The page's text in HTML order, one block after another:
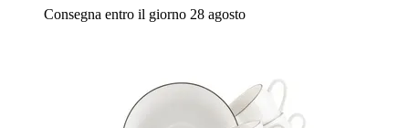
Consegna entro il giorno 28 agosto